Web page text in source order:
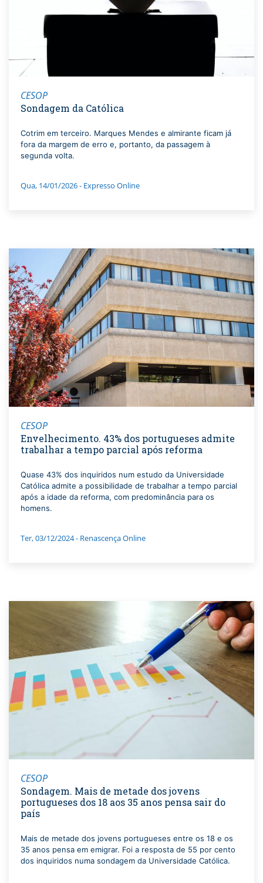
CESOP
Sondagem da Católica
Cotrim em terceiro. Marques Mendes e almirante ficam já
fora da margem de erro e, portanto, da passagem à
segunda volta.
Qua, 14/01/2026 - Expresso Online
CESOP
Envelhecimento. 43% dos portugueses admite
trabalhar a tempo parcial após reforma
Quase 43% dos inquiridos num estudo da Universidade
Católica admite a possibilidade de trabalhar a tempo parcial
após a idade da reforma, com predominância para os
homens.
Ter, 03/12/2024 - Renascença Online
CESOP
Sondagem. Mais de metade dos jovens
portugueses dos 18 aos 35 anos pensa sair do
país
Mais de metade dos jovens portugueses entre os 18 e os
35 anos pensa em emigrar. Foi a resposta de 55 por cento
dos inquiridos numa sondagem da Universidade Católica.